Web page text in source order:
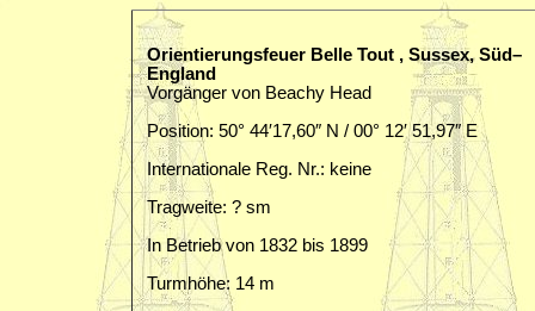
Orientierungsfeuer Belle Tout , Sussex, Süd–
England
Vorgänger von Beachy Head
Position: 50° 44′17,60″ N / 00° 12′ 51,97″ E
Internationale Reg. Nr.: keine
Tragweite: ? sm
In Betrieb von 1832 bis 1899
Turmhöhe: 14 m